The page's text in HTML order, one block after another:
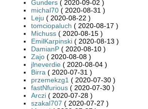
Gunders ( 2020-09-02 )
michal70 ( 2020-08-31 )
Leju ( 2020-08-22 )
tomciopaluch ( 2020-08-17 )
Michuss ( 2020-08-15 )
EmilKarpinski ( 2020-08-13 )
DamianP ( 2020-08-10 )
Zajo ( 2020-08-08 )
jlneverdie ( 2020-08-04 )
Birra ( 2020-07-31 )
przemekzg1 ( 2020-07-30 )
fastNfurious ( 2020-07-30 )
Arczi ( 2020-07-28 )
szakal707 ( 2020-07-27 )